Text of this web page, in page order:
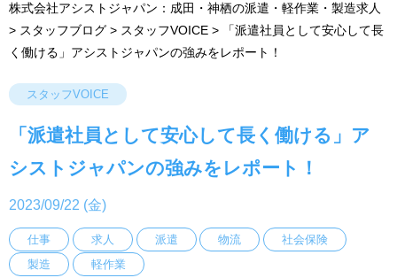
株式会社アシストジャパン：成田・神栖の派遣・軽作業・製造求人
> スタッフブログ > スタッフVOICE >
「派遣社員として安心して長
く働ける」アシストジャパンの強みをレポート！
スタッフVOICE
「派遣社員として安心して長く働ける」ア
シストジャパンの強みをレポート！
2023/09/22 (金)
仕事 求人 派遣 物流
社会保険
製造
軽作業